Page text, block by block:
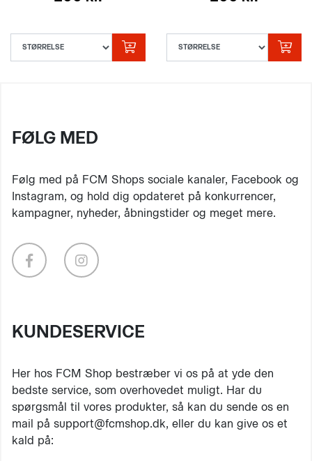
FØLG MED
Følg med på FCM Shops sociale kanaler, Facebook og
Instagram, og hold dig opdateret på konkurrencer,
kampagner, nyheder, åbningstider og meget mere.
KUNDESERVICE
Her hos FCM Shop bestræber vi os på at yde den
bedste service, som overhovedet muligt. Har du
spørgsmål til vores produkter, så kan du sende os en
mail på support@fcmshop.dk, eller du kan give os et
kald på: